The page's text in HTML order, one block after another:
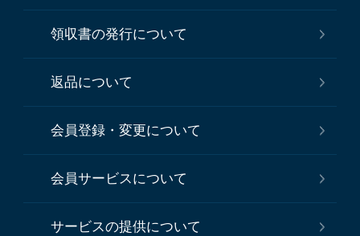
領収書の発行について
返品について
会員登録・変更について
会員サービスについて
サービスの提供について